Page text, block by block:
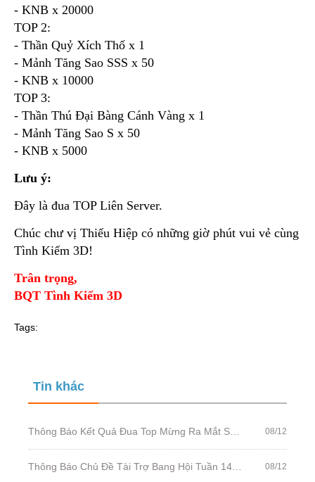
- KNB x 20000
TOP 2:
- Thần Quỷ Xích Thố x 1
- Mảnh Tăng Sao SSS x 50
- KNB x 10000
TOP 3:
- Thần Thú Đại Bàng Cánh Vàng x 1
- Mảnh Tăng Sao S x 50
- KNB x 5000
Lưu ý:
Đây là đua TOP Liên Server.
Chúc chư vị Thiếu Hiệp có những giờ phút vui vẻ cùng
Tình Kiếm 3D!
Trân trọng,
BQT Tình Kiếm 3D
Tags:
Tin khác
08/12
08/12